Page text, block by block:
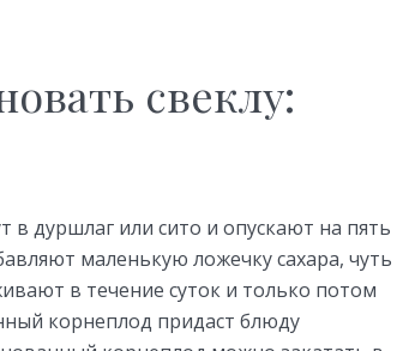
свеклу:
в дуршлаг или сито и опускают на пять
маленькую ложечку сахара, чуть
в течение суток и только потом
корнеплод придаст блюду